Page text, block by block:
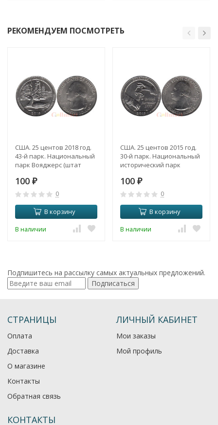
РЕКОМЕНДУЕМ ПОСМОТРЕТЬ
США. 25 центов 2018 год.
43-й парк. Национальный
парк Вояджерс (штат
100 ₽
0
В корзину
В наличии
США. 25 центов 2015 год.
30-й парк. Национальный
исторический парк
Йорк). (P)
100 ₽
0
В корзину
В наличии
Подпишитесь на рассылку самых актуальных предложений.
Подписаться
СТРАНИЦЫ
Оплата
Доставка
О магазине
Контакты
Обратная связь
ЛИЧНЫЙ КАБИНЕТ
Мои заказы
Мой профиль
КОНТАКТЫ